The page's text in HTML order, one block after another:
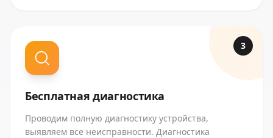
3
Бесплатная диагностика
Проводим полную диагностику устройства,
выявляем все неисправности. Диагностика